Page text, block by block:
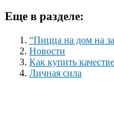
Еще в разделе:
“Пицца на дом на
Новости
Как купить
Личная сила